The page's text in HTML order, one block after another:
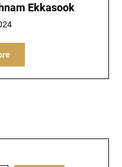
Ekkasook